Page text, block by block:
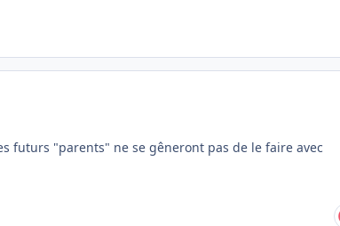
futurs "parents" ne se gêneront pas de le faire avec